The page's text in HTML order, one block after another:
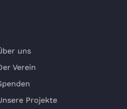
uns
Verein
Projekte